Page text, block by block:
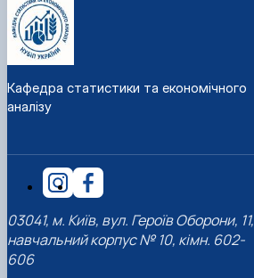
Кафедра статистики та економічного
аналізу
03041, м. Київ, вул. Героїв Оборони, 11,
навчальний корпус № 10, кімн. 602-
606